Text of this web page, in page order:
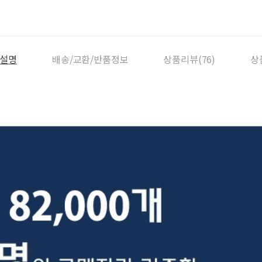
명 배송/교환/반품정보 상품리뷰(76) 상